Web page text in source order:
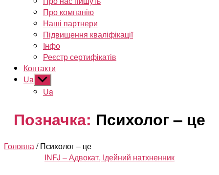
Про компанію
Наші партнери
Підвищення кваліфікації
Інфо
Реєстр сертифікатів
Контакти
Ua Показати
підменю
Ua
Позначка: Психолог – це
Головна/ Психолог – це
Категорії
INFJ – Адвокат, Ідейний натхненник